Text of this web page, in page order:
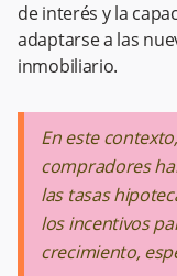
de interés y la
adaptarse a las
inmobiliario.
En este
compradores
las tasas
los incentivos
crecimiento,